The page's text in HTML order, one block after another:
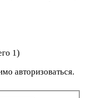
1)
авторизоваться.